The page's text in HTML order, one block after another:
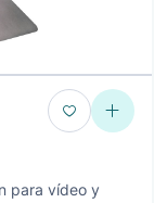
para vídeo y